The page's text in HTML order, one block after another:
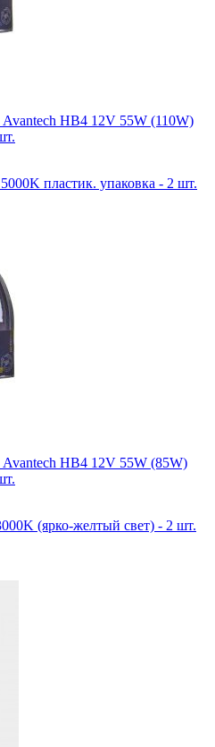
HB4 12V 55W (110W)
пластик. упаковка - 2 шт.
HB4 12V 55W (85W)
(ярко-желтый свет) - 2 шт.